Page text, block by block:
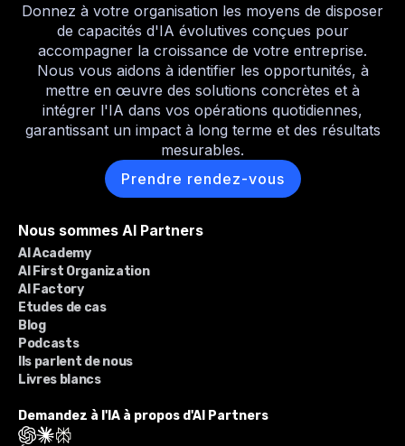
Donnez à votre organisation les moyens de disposer
de capacités d'IA évolutives conçues pour
accompagner la croissance de votre entreprise.
Nous vous aidons à identifier les opportunités, à
mettre en œuvre des solutions concrètes et à
intégrer l'IA dans vos opérations quotidiennes,
garantissant un impact à long terme et des résultats
mesurables.
Prendre rendez-vous
Nous sommes AI Partners
AI Academy
AI First Organization
AI Factory
Etudes de cas
Blog
Podcasts
Ils parlent de nous
Livres blancs
Demandez à l'IA à propos d'AI Partners